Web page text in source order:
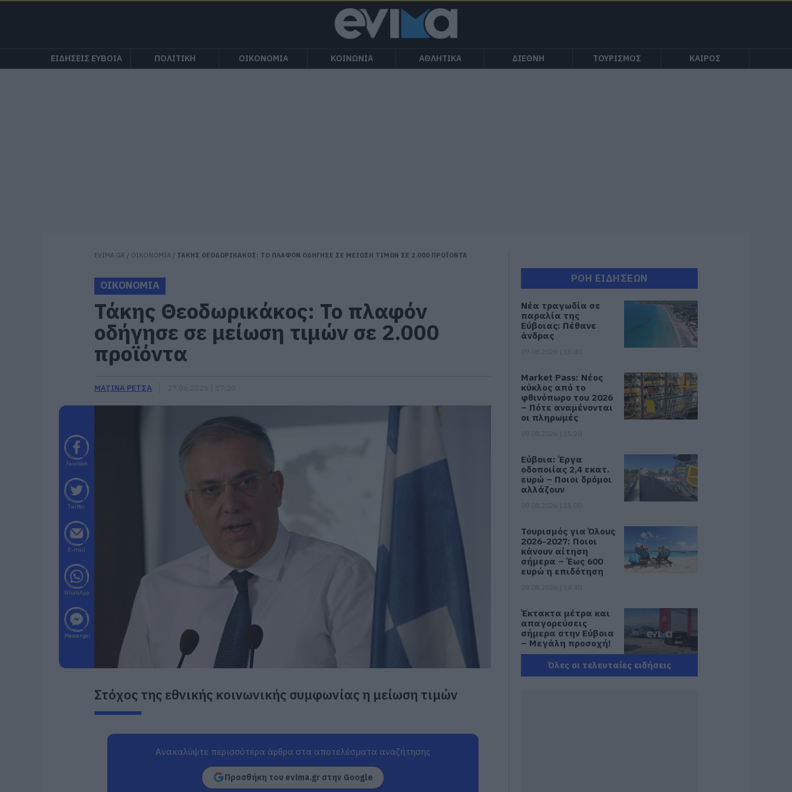
ΕΙΔΗΣΕΙΣ ΕΥΒΟΙΑ ΠΟΛΙΤΙΚΗ ΟΙΚΟΝΟΜΙΑ ΚΟΙΝΩΝΙΑ ΑΘΛΗΤΙΚΑ ΔΙΕΘΝΗ ΤΟΥΡΙΣΜΟΣ ΚΑΙΡΟΣ
EVIMA.GR / ΟΙΚΟΝΟΜΙΑ / ΤΑΚΗΣ ΘΕΟΔΩΡΙΚΑΚΟΣ: ΤΟ ΠΛΑΦΟΝ ΟΔΗΓΗΣΕ ΣΕ ΜΕΙΩΣΗ ΤΙΜΩΝ ΣΕ 2.000 ΠΡΟΪΟΝΤΑ
ΟΙΚΟΝΟΜΙΑ
Τάκης Θεοδωρικάκος: Το πλαφόν
οδήγησε σε μείωση τιμών σε 2.000
προϊόντα
ΜΑΤΙΝΑ ΡΕΤΣΑ
Facebook
Twitter
E-mail
WhatsApp
Messenger
Στόχος της εθνικής κοινωνικής συμφωνίας η μείωση τιμών
Ανακαλύψτε περισσότερα άρθρα στα αποτελέσματα αναζήτησης
Προσθήκη του evima.gr στην Google
ΡΟΗ ΕΙΔΗΣΕΩΝ
Νέα τραγωδία σε
παραλία της
Εύβοιας: Πέθανε
άνδρας
Market Pass: Νέος
κύκλος από το
φθινόπωρο του 2026
– Πότε αναμένονται
οι πληρωμές
Εύβοια: Έργα
οδοποιίας 2,4 εκατ.
ευρώ – Ποιοι δρόμοι
αλλάζουν
Τουρισμός για Όλους
2026-2027: Ποιοι
κάνουν αίτηση
σήμερα – Έως 600
ευρώ η επιδότηση
Έκτακτα μέτρα και
απαγορεύσεις
σήμερα στην Εύβοια
– Μεγάλη προσοχή!
09.08.2026 | 14:20
Όλες οι τελευταίες ειδήσεις